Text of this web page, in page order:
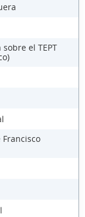
el TEPT